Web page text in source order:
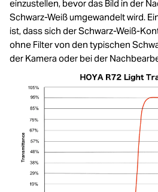
einzustellen, bevor das Bild in der
Schwarz-Weiß umgewandelt wird.
ist, dass sich der Schwarz-Weiß-
ohne Filter von den typischen
der Kamera oder bei der